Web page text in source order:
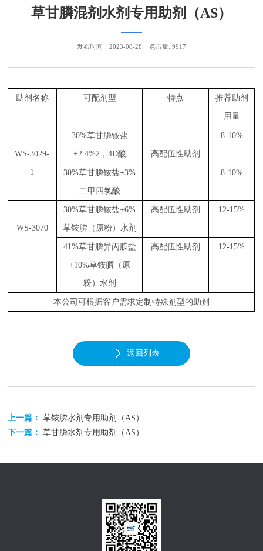
草甘膦混剂水剂专用助剂（AS）
助剂 名称 可配剂型 特点 推荐助剂
用量
WS-3029-
1
30%草甘膦铵盐
+2.4%2， 4D酸 高配伍性助剂
8-10%
30%草甘膦铵盐+3%
二甲四氯酸
8-10%
WS-3070
30%草甘膦铵盐+6%
草铵膦（原粉）水剂
高配伍性助剂 12-15%
41%草甘膦异丙胺盐
+10%草铵膦（原
粉）水剂
高配伍性助剂 12-15%
本公司可根据客户需求定制特殊剂型的助剂
返回列表
上一篇：草铵膦水剂专用助剂（AS）
下一篇：草甘膦水剂专用助剂（AS）